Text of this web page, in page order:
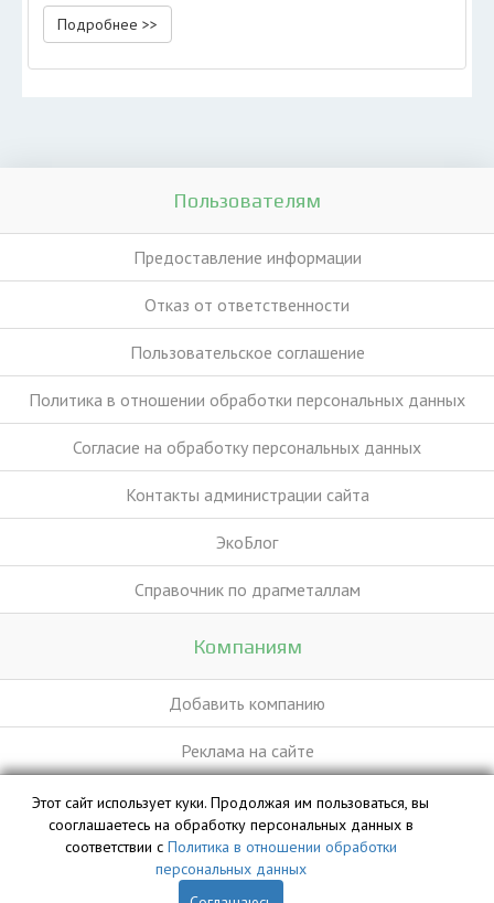
Подробнее >>
Пользователям
Предоставление информации
Отказ от ответственности
Пользовательское соглашение
Политика в отношении обработки персональных данных
Согласие на обработку персональных данных
Контакты администрации сайта
ЭкоБлог
Справочник по драгметаллам
Компаниям
Добавить компанию
Реклама на сайте
База данных сайта vyvoz.org является интеллектуальной
собственностью ООО «Профит» и охраняется законом.
Этот сайт использует куки. Продолжая им пользоваться, вы
сооглашаетесь на обработку персональных данных в
соответствии с Политика в отношении обработки
персональных данных